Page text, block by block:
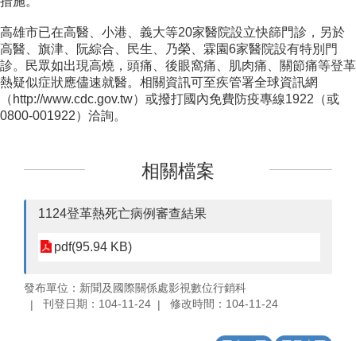
高雄市已在高醫、小港、義大等20家醫院設立快篩門診，另於
高醫、旗津、阮綜合、民生、乃榮、霖園6家醫院設有特別門
診。民眾如出現高燒，頭痛、後眼窩痛、肌肉痛、關節痛等登革
熱疑似症狀應儘速就醫。相關資訊可至疾管署全球資訊網
（http://www.cdc.gov.tw）或撥打國內免費防疫專線1922（或
0800-001922）洽詢。
相關檔案
1124登革熱死亡病例審查結果
pdf(95.94 KB)
發布單位：新聞及國際關係處影視數位行銷科
刊登日期：104-11-24
修改時間：104-11-24